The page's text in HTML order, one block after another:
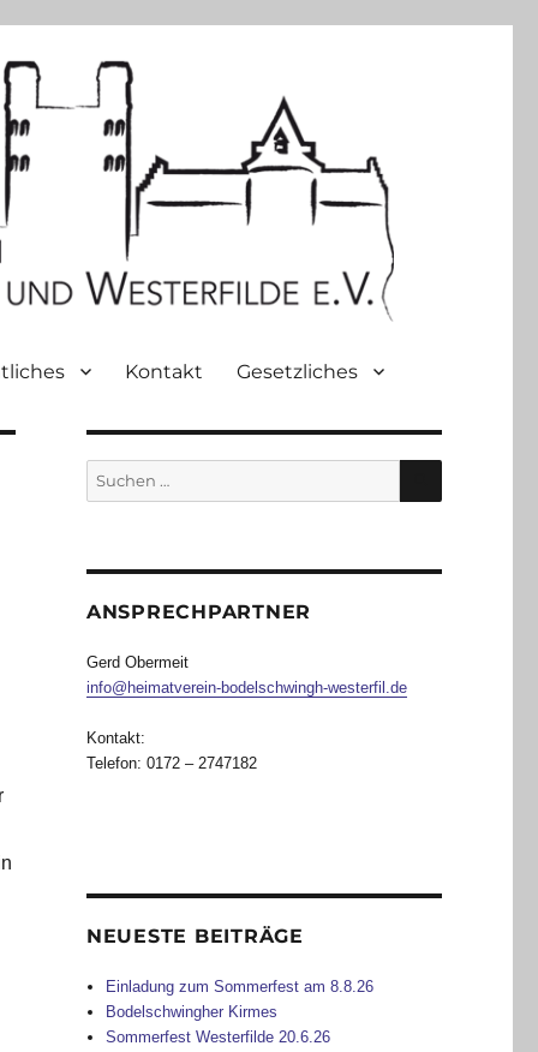
Kontakt Gesetzliches
Suche
nach:
SUCHEN
ANSPRECHPARTNER
Gerd Obermeit
info@heimatverein-bodelschwingh-westerfil.de
Kontakt:
Telefon: 0172 – 2747182
NEUESTE BEITRÄGE
Einladung zum Sommerfest am 8.8.26
Bodelschwingher Kirmes
Sommerfest Westerfilde 20.6.26